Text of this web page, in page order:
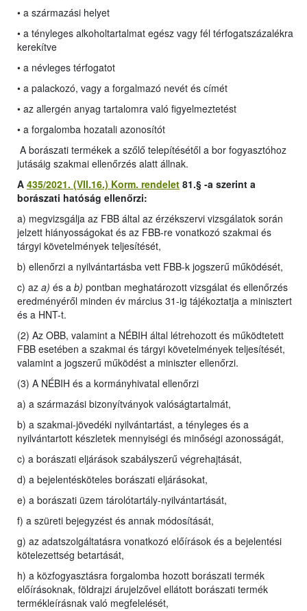
• a származási helyet
• a tényleges alkoholtartalmat egész vagy fél térfogatszázalékra
kerekítve
• a névleges térfogatot
• a palackozó, vagy a forgalmazó nevét és címét
• az allergén anyag tartalomra való figyelmeztetést
• a forgalomba hozatali azonosítót
A borászati termékek a szőlő telepítésétől a bor fogyasztóhoz
jutásáig szakmai ellenőrzés alatt állnak.
A 435/2021. (VII.16.) Korm. rendelet 81.§ -a szerint a
borászati hatóság ellenőrzi:
a) megvizsgálja az FBB által az érzékszervi vizsgálatok során
jelzett hiányosságokat és az FBB-re vonatkozó szakmai és
tárgyi követelmények teljesítését,
b) ellenőrzi a nyilvántartásba vett FBB-k jogszerű működését,
c) az a) és a b) pontban meghatározott vizsgálat és ellenőrzés
eredményéről minden év március 31-ig tájékoztatja a minisztert
és a HNT-t.
(2) Az OBB, valamint a NÉBIH által létrehozott és működtetett
FBB esetében a szakmai és tárgyi követelmények teljesítését,
valamint a jogszerű működést a miniszter ellenőrzi.
(3) A NÉBIH és a kormányhivatal ellenőrzi
a) a származási bizonyítványok valóságtartalmát,
b) a szakmai-jövedéki nyilvántartást, a tényleges és a
nyilvántartott készletek mennyiségi és minőségi azonosságát,
c) a borászati eljárások szabályszerű végrehajtását,
d) a bejelentésköteles borászati eljárásokat,
e) a borászati üzem tárolótartály-nyilvántartását,
f) a szüreti bejegyzést és annak módosítását,
g) az adatszolgáltatásra vonatkozó előírások és a bejelentési
kötelezettség betartását,
h) a közfogyasztásra forgalomba hozott borászati termék
előírásoknak, földrajzi árujelzővel ellátott borászati termék
termékleírásnak való megfelelését,